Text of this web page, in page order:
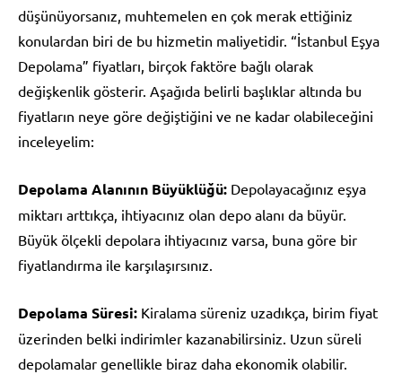
düşünüyorsanız, muhtemelen en çok merak ettiğiniz
konulardan biri de bu hizmetin maliyetidir. “İstanbul Eşya
Depolama” fiyatları, birçok faktöre bağlı olarak
değişkenlik gösterir. Aşağıda belirli başlıklar altında bu
fiyatların neye göre değiştiğini ve ne kadar olabileceğini
inceleyelim:
Depolama Alanının Büyüklüğü: Depolayacağınız eşya
miktarı arttıkça, ihtiyacınız olan depo alanı da büyür.
Büyük ölçekli depolara ihtiyacınız varsa, buna göre bir
fiyatlandırma ile karşılaşırsınız.
Depolama Süresi: Kiralama süreniz uzadıkça, birim fiyat
üzerinden belki indirimler kazanabilirsiniz. Uzun süreli
depolamalar genellikle biraz daha ekonomik olabilir.